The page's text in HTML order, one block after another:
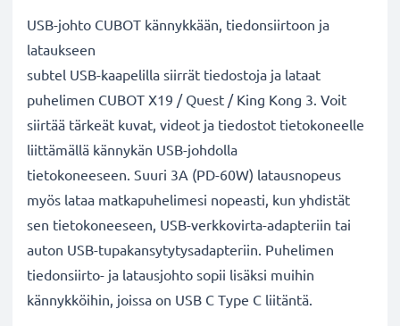
USB-johto CUBOT kännykkään, tiedonsiirtoon ja
lataukseen
subtel USB-kaapelilla siirrät tiedostoja ja lataat
puhelimen CUBOT X19 / Quest / King Kong 3. Voit
siirtää tärkeät kuvat, videot ja tiedostot tietokoneelle
liittämällä kännykän USB-johdolla
tietokoneeseen. Suuri 3A (PD-60W) latausnopeus
myös lataa matkapuhelimesi nopeasti, kun yhdistät
sen tietokoneeseen, USB-verkkovirta-adapteriin tai
auton USB-tupakansytytysadapteriin. Puhelimen
tiedonsiirto- ja latausjohto sopii lisäksi muihin
kännykköihin, joissa on USB C Type C liitäntä.